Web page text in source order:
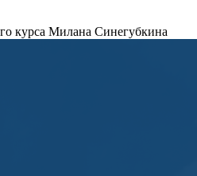
курса Милана Синегубкина